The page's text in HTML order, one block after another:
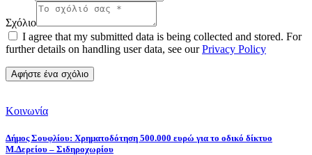
Σχόλιο
I agree that my submitted data is being collected and stored. For
further details on handling user data, see ourPrivacy Policy
Κοινωνία
Δήμος Σουφλίου: Χρηματοδότηση 500.000 ευρώ για το οδικό δίκτυο
Μ.Δερείου – Σιδηροχωρίου